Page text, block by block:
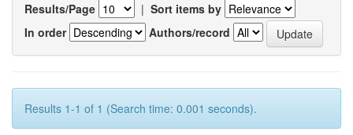
Results/Page | Sort items by
In order
Authors/record
Results 1-1 of 1 (Search time: 0.001 seconds).